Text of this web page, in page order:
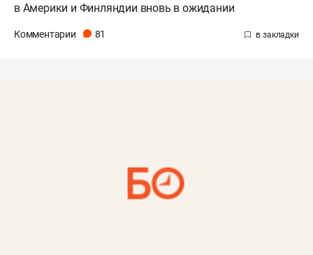
в Америки и Финляндии вновь в ожидании
Комментарии 81